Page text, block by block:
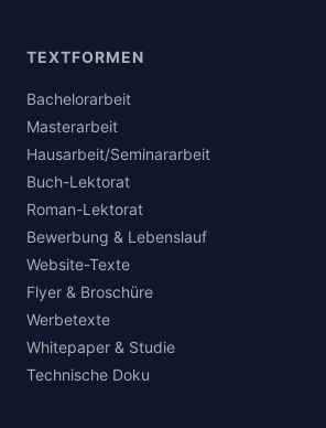
TEXTFORMEN
Bachelorarbeit
Masterarbeit
Hausarbeit/Seminararbeit
Buch-Lektorat
Roman-Lektorat
Bewerbung & Lebenslauf
Website-Texte
Flyer & Broschüre
Werbetexte
Whitepaper & Studie
Technische Doku